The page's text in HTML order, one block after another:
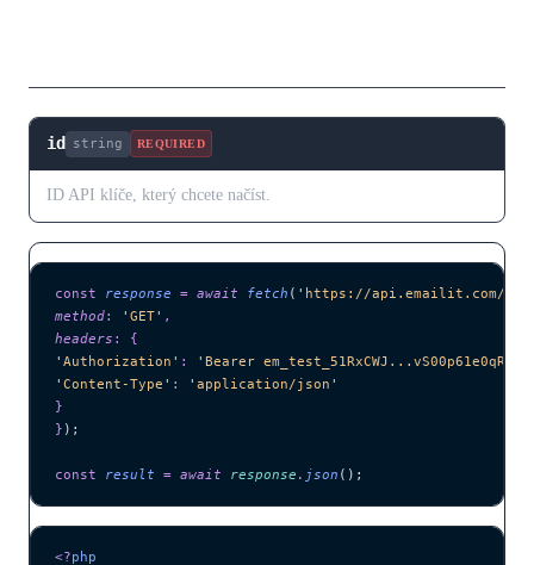
id string REQUIRED
ID API klíče, který chcete načíst.
const response = await fetch ( ' https://api.emailit.com/v2/
method: ' GET' ,
headers :
{
' Authorization ' : ' Bearer em_test_51RxCWJ...vS00p61e0qRE
' Content-Type ' : ' application/json '
}
} );
const result = await response . json ();
<?php